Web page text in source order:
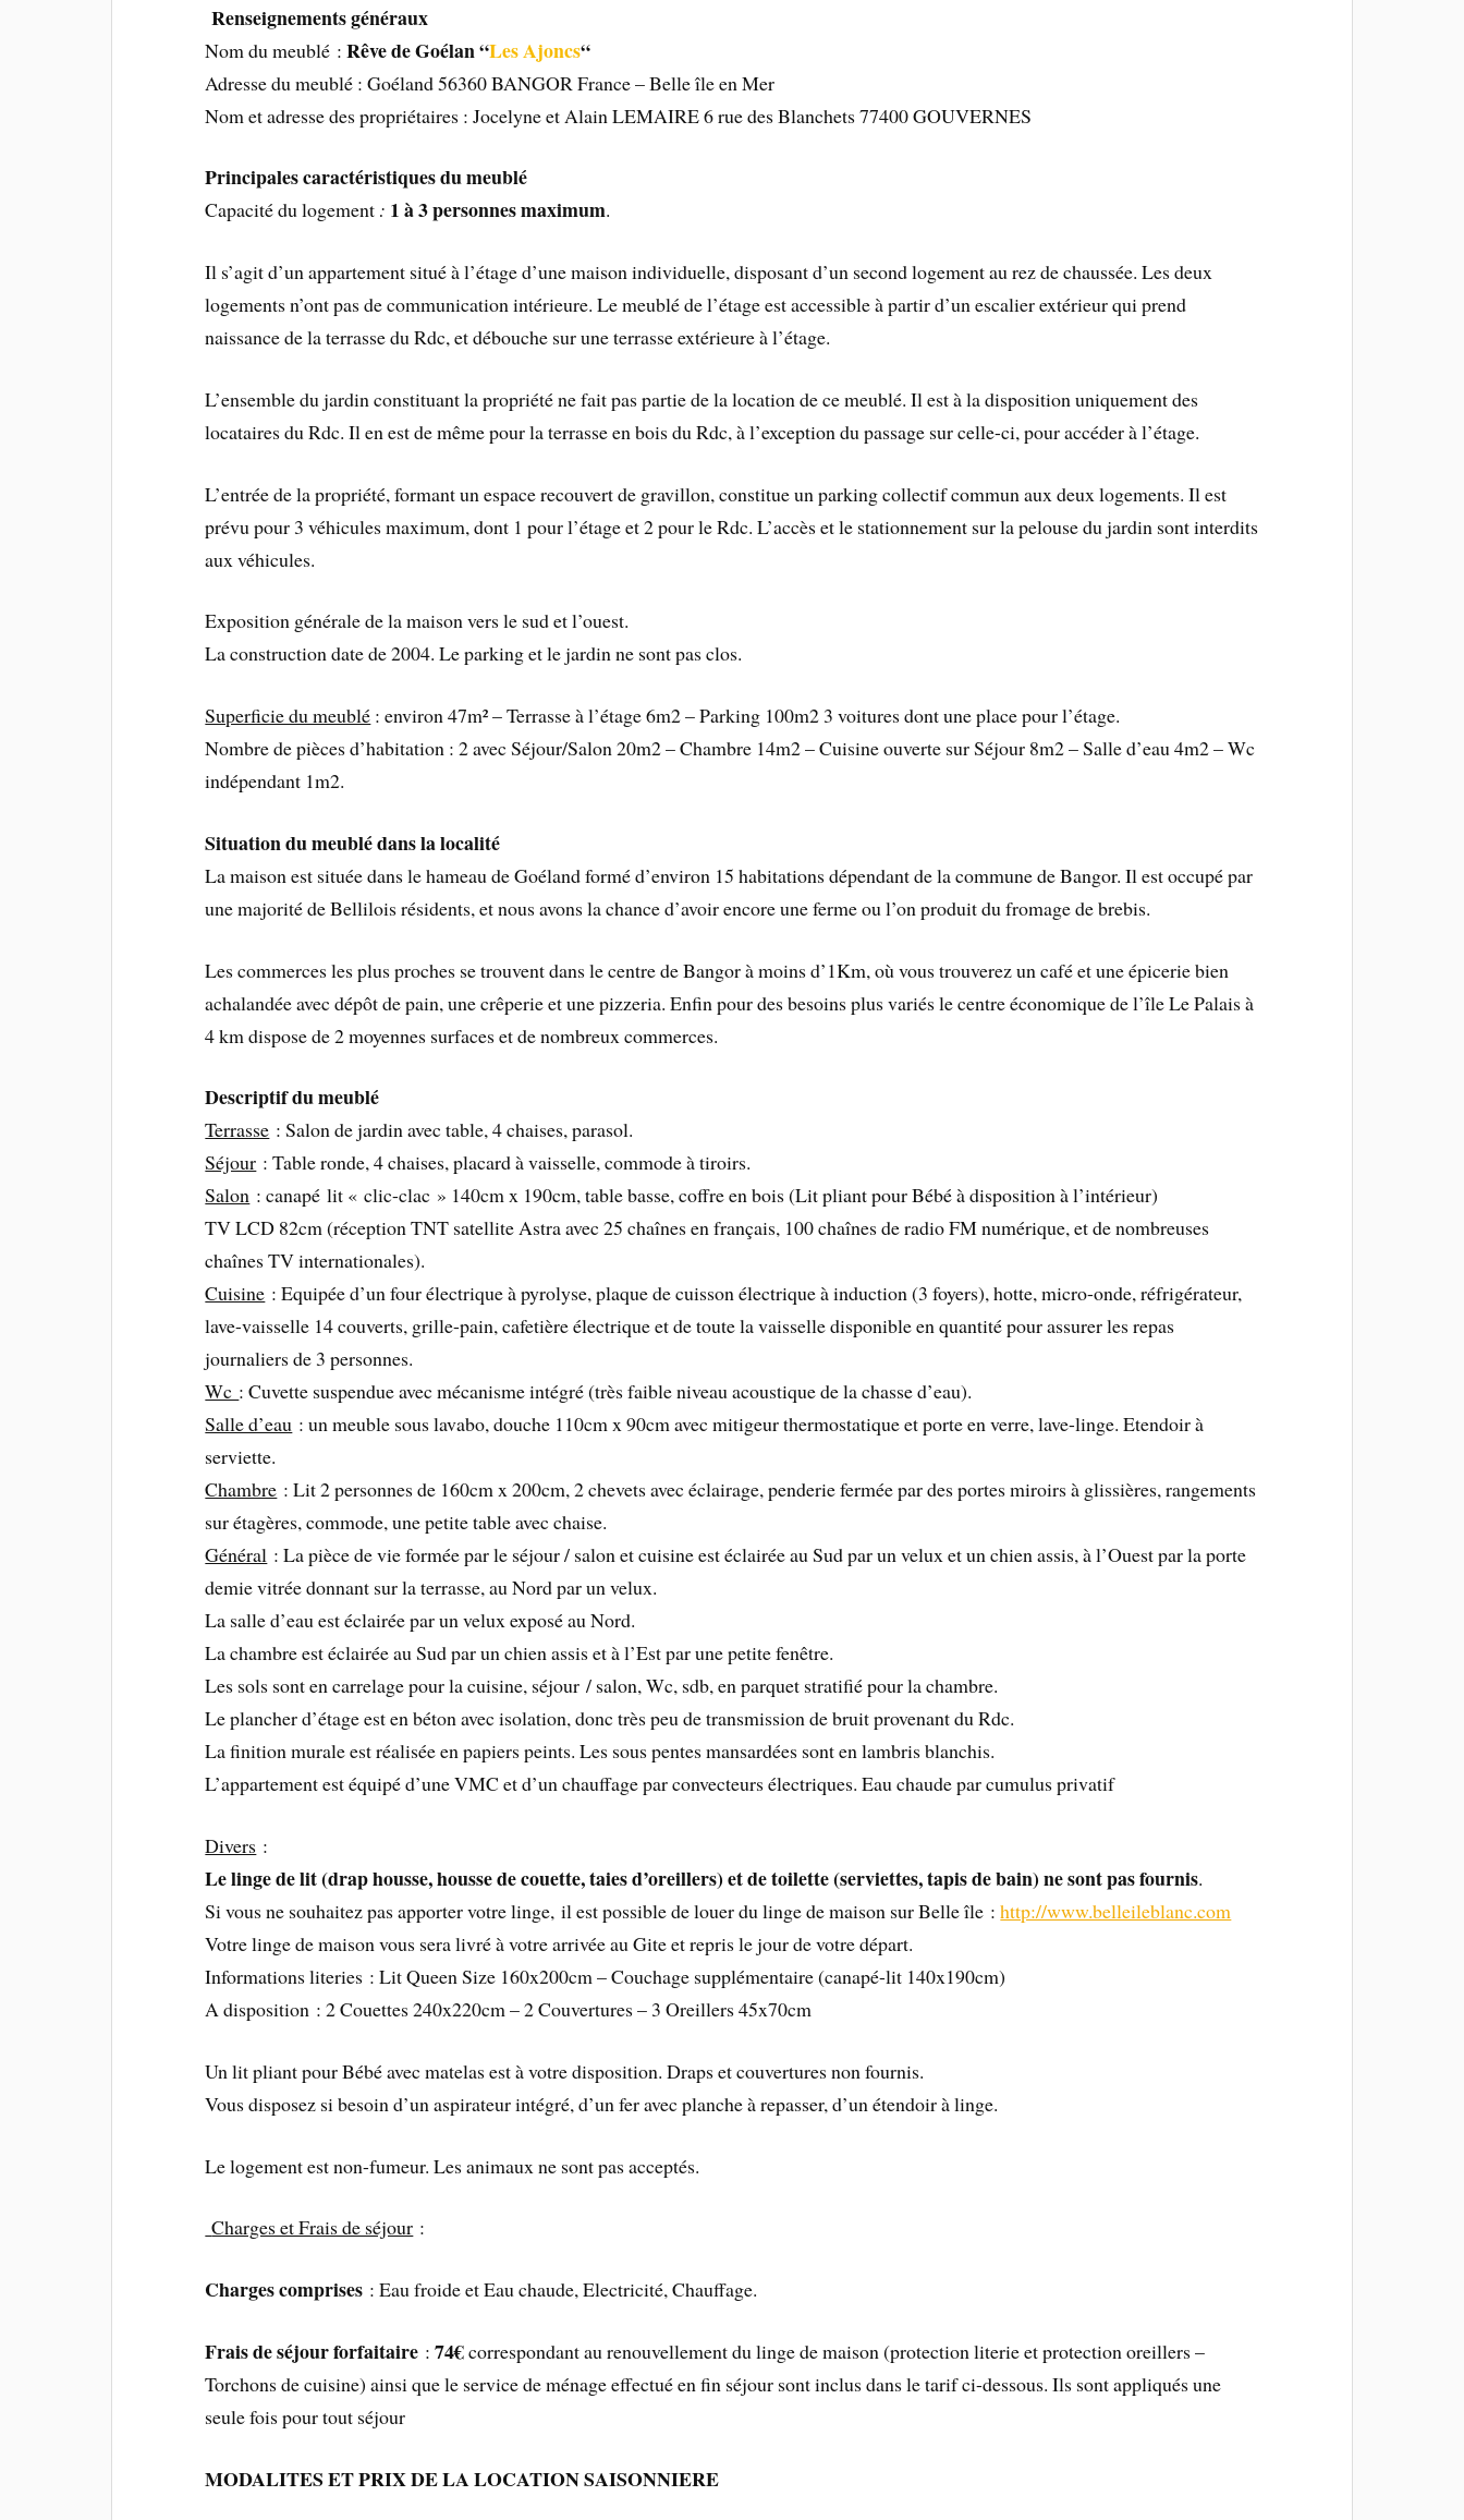
Renseignements généraux
Nom du meublé : Rêve de Goélan “Les Ajoncs“
Adresse du meublé : Goéland 56360 BANGOR France – Belle île en Mer
Nom et adresse des propriétaires : Jocelyne et Alain LEMAIRE 6 rue des Blanchets 77400 GOUVERNES
Principales caractéristiques du meublé
Capacité du logement : 1 à 3 personnes maximum.
Il s’agit d’un appartement situé à l’étage d’une maison individuelle, disposant d’un second logement au rez de chaussée. Les deux
logements n’ont pas de communication intérieure. Le meublé de l’étage est accessible à partir d’un escalier extérieur qui prend
naissance de la terrasse du Rdc, et débouche sur une terrasse extérieure à l’étage.
L’ensemble du jardin constituant la propriété ne fait pas partie de la location de ce meublé. Il est à la disposition uniquement des
locataires du Rdc. Il en est de même pour la terrasse en bois du Rdc, à l’exception du passage sur celle-ci, pour accéder à l’étage.
L’entrée de la propriété, formant un espace recouvert de gravillon, constitue un parking collectif commun aux deux logements. Il est
prévu pour 3 véhicules maximum, dont 1 pour l’étage et 2 pour le Rdc. L’accès et le stationnement sur la pelouse du jardin sont interdits
aux véhicules.
Exposition générale de la maison vers le sud et l’ouest.
La construction date de 2004. Le parking et le jardin ne sont pas clos.
Superficie du meublé : environ 47m² – Terrasse à l’étage 6m2 – Parking 100m2 3 voitures dont une place pour l’étage.
Nombre de pièces d’habitation : 2 avec Séjour/Salon 20m2 – Chambre 14m2 – Cuisine ouverte sur Séjour 8m2 – Salle d’eau 4m2 – Wc
indépendant 1m2.
Situation du meublé dans la localité
La maison est située dans le hameau de Goéland formé d’environ 15 habitations dépendant de la commune de Bangor. Il est occupé par
une majorité de Bellilois résidents, et nous avons la chance d’avoir encore une ferme ou l’on produit du fromage de brebis.
Les commerces les plus proches se trouvent dans le centre de Bangor à moins d’1Km, où vous trouverez un café et une épicerie bien
achalandée avec dépôt de pain, une crêperie et une pizzeria. Enfin pour des besoins plus variés le centre économique de l’île Le Palais à
4 km dispose de 2 moyennes surfaces et de nombreux commerces.
Descriptif du meublé
Terrasse : Salon de jardin avec table, 4 chaises, parasol.
Séjour : Table ronde, 4 chaises, placard à vaisselle, commode à tiroirs.
Salon : canapé lit « clic-clac » 140cm x 190cm, table basse, coffre en bois (Lit pliant pour Bébé à disposition à l’intérieur)
TV LCD 82cm (réception TNT satellite Astra avec 25 chaînes en français, 100 chaînes de radio FM numérique, et de nombreuses
chaînes TV internationales).
Cuisine : Equipée d’un four électrique à pyrolyse, plaque de cuisson électrique à induction (3 foyers), hotte, micro-onde, réfrigérateur,
lave-vaisselle 14 couverts, grille-pain, cafetière électrique et de toute la vaisselle disponible en quantité pour assurer les repas
journaliers de 3 personnes.
Wc : Cuvette suspendue avec mécanisme intégré (très faible niveau acoustique de la chasse d’eau).
Salle d’eau : un meuble sous lavabo, douche 110cm x 90cm avec mitigeur thermostatique et porte en verre, lave-linge. Etendoir à
serviette.
Chambre : Lit 2 personnes de 160cm x 200cm, 2 chevets avec éclairage, penderie fermée par des portes miroirs à glissières, rangements
sur étagères, commode, une petite table avec chaise.
Général : La pièce de vie formée par le séjour / salon et cuisine est éclairée au Sud par un velux et un chien assis, à l’Ouest par la porte
demie vitrée donnant sur la terrasse, au Nord par un velux.
La salle d’eau est éclairée par un velux exposé au Nord.
La chambre est éclairée au Sud par un chien assis et à l’Est par une petite fenêtre.
Les sols sont en carrelage pour la cuisine, séjour / salon, Wc, sdb, en parquet stratifié pour la chambre.
Le plancher d’étage est en béton avec isolation, donc très peu de transmission de bruit provenant du Rdc.
La finition murale est réalisée en papiers peints. Les sous pentes mansardées sont en lambris blanchis.
L’appartement est équipé d’une VMC et d’un chauffage par convecteurs électriques. Eau chaude par cumulus privatif
Divers :
Le linge de lit (drap housse, housse de couette, taies d’oreillers) et de toilette (serviettes, tapis de bain) ne sont pas fournis.
Si vous ne souhaitez pas apporter votre linge, il est possible de louer du linge de maison sur Belle île :http://www.belleileblanc.com
Votre linge de maison vous sera livré à votre arrivée au Gite et repris le jour de votre départ.
Informations literies : Lit Queen Size 160x200cm – Couchage supplémentaire (canapé-lit 140x190cm)
A disposition : 2 Couettes 240x220cm – 2 Couvertures – 3 Oreillers 45x70cm
Un lit pliant pour Bébé avec matelas est à votre disposition. Draps et couvertures non fournis.
Vous disposez si besoin d’un aspirateur intégré, d’un fer avec planche à repasser, d’un étendoir à linge.
Le logement est non-fumeur. Les animaux ne sont pas acceptés.
Charges et Frais de séjour :
Charges comprises : Eau froide et Eau chaude, Electricité, Chauffage.
Frais de séjour forfaitaire :74€correspondant au renouvellement du linge de maison (protection literie et protection oreillers –
Torchons de cuisine) ainsi que le service de ménage effectué en fin séjour sont inclus dans le tarif ci-dessous. Ils sont appliqués une
seule fois pour tout séjour
MODALITES ET PRIX DE LA LOCATIONSAISONNIERE